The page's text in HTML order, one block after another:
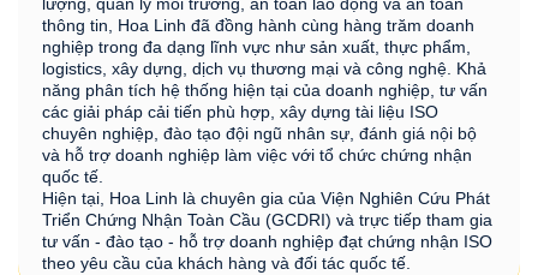
lượng, quản lý môi trường, an toàn lao động và an toàn
thông tin, Hoa Linh đã đồng hành cùng hàng trăm doanh
nghiệp trong đa dạng lĩnh vực như sản xuất, thực phẩm,
logistics, xây dựng, dịch vụ thương mại và công nghệ. Khả
năng phân tích hệ thống hiện tại của doanh nghiệp, tư vấn
các giải pháp cải tiến phù hợp, xây dựng tài liệu ISO
chuyên nghiệp, đào tạo đội ngũ nhân sự, đánh giá nội bộ
và hỗ trợ doanh nghiệp làm việc với tổ chức chứng nhận
quốc tế.
Hiện tại, Hoa Linh là chuyên gia của Viện Nghiên Cứu Phát
Triển Chứng Nhận Toàn Cầu (GCDRI) và trực tiếp tham gia
tư vấn - đào tạo - hỗ trợ doanh nghiệp đạt chứng nhận ISO
theo yêu cầu của khách hàng và đối tác quốc tế.